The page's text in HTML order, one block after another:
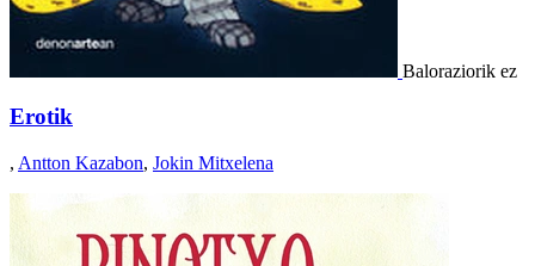
Baloraziorik ez
Erotik
, Antton Kazabon, Jokin Mitxelena